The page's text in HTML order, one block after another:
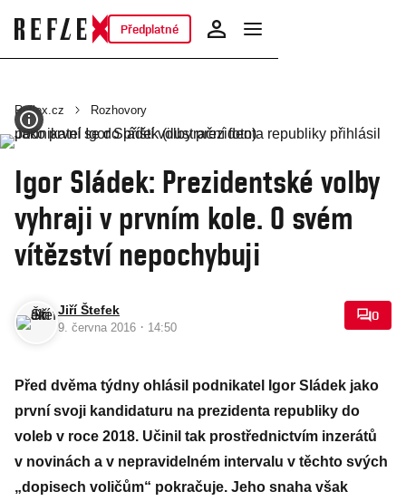
Předplatné
Reflex.cz Rozhovory
Igor Sládek: Prezidentské volby
vyhraji v prvním kole. O svém
vítězství nepochybuji
Jiří Štefek
9. června 2016 · 14:50
0
Před dvěma týdny ohlásil podnikatel Igor Sládek jako
první svoji kandidaturu na prezidenta republiky do
voleb v roce 2018. Učinil tak prostřednictvím inzerátů
v novinách a v nepravidelném intervalu v těchto svých
„dopisech voličům“ pokračuje. Jeho snaha však